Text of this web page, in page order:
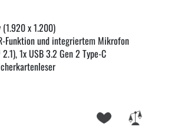
(1.920 x 1.200)
Funktion und integriertem Mikrofon
1x USB 3.2 Gen 2 Type-C